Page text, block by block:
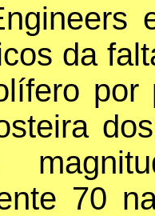
da
70